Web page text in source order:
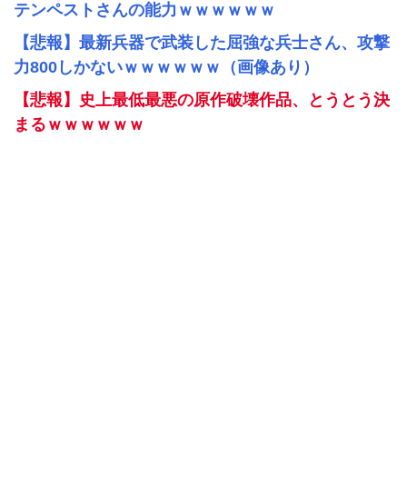
テンペストさんの能力ｗｗｗｗｗｗ
【悲報】最新兵器で武装した屈強な兵士さん、攻撃
力800しかないｗｗｗｗｗｗ（画像あり）
【悲報】史上最低最悪の原作破壊作品、とうとう決
まるｗｗｗｗｗｗ